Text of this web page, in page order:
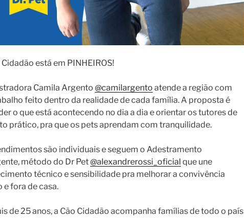
está em PINHEIROS!
Camila Argento @camilargento atende a região com
feito dentro da realidade de cada família. A proposta é
o que está acontecendo no dia a dia e orientar os tutores de
prático, pra que os pets aprendam com tranquilidade.
são individuais e seguem o Adestramento
método do Dr Pet@alexandrerossi_oficial que une
técnico e sensibilidade pra melhorar a convivência
e fora de casa.
de 25 anos, a Cão Cidadão acompanha famílias de todo o país